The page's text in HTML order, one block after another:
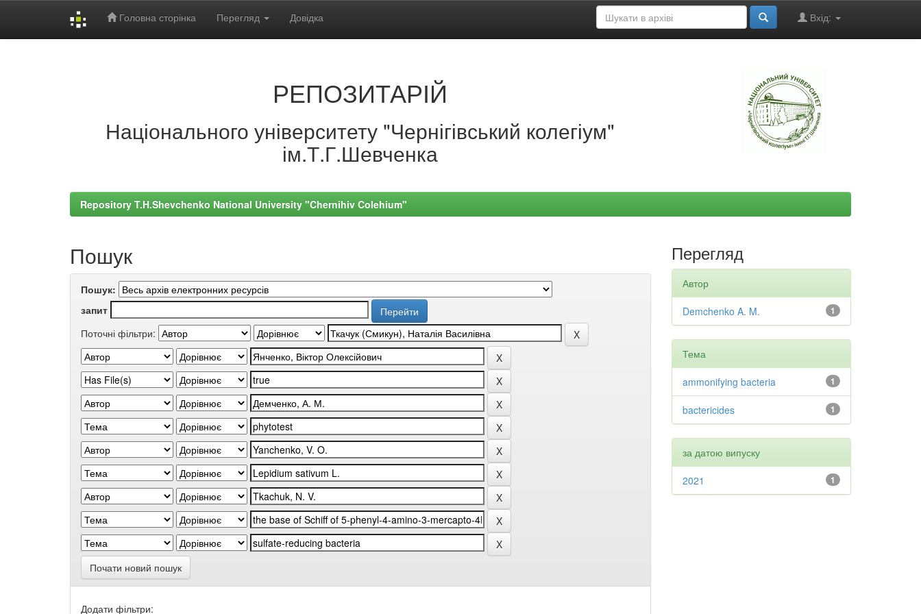
Головна сторінка Перегляд Довідка Вхід:
РЕПОЗИТАРІЙ
Національного університету "Чернігівський колегіум"
ім.Т.Г.Шевченка
Repository T.H.Shevchenko National University "Chernihiv Colehium"
Пошук
Пошук:
запит
Поточні фільтри:
Почати новий пошук
Додати фільтри:
Перегляд
Автор
1
Demchenko A. M.
Тема
1
ammonifying bacteria
1
bactericides
за датою випуску
1
2021